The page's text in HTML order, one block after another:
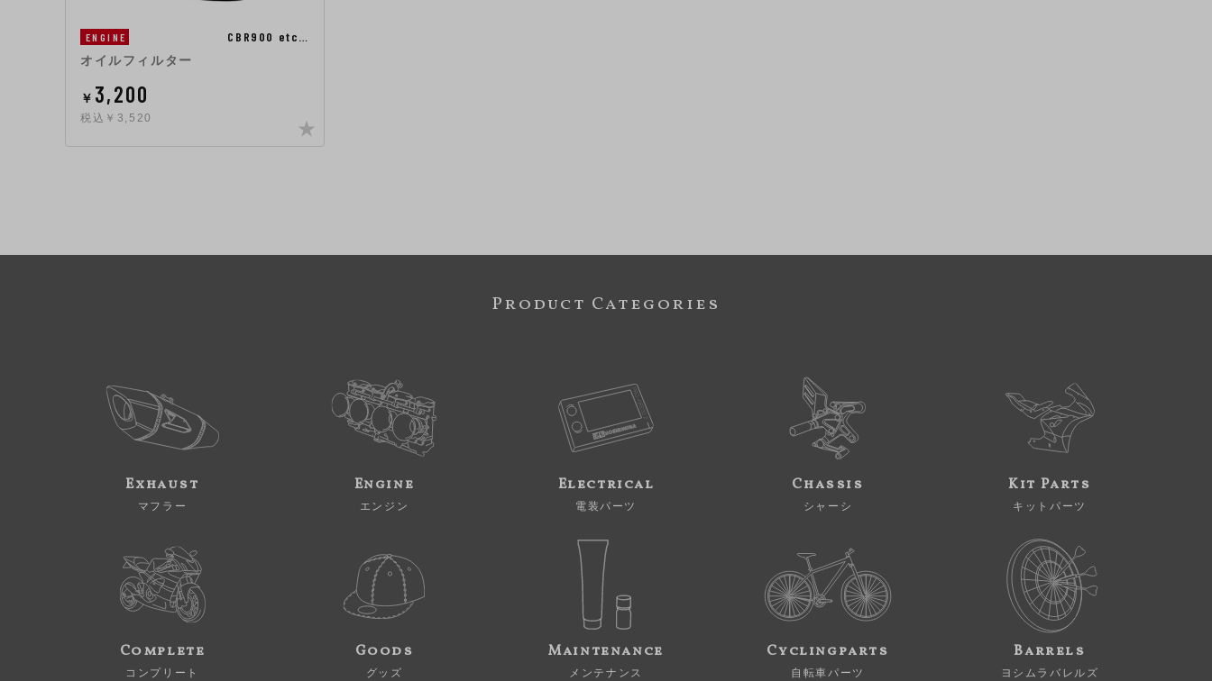
ENGINE CBR900 etc…
オイルフィルター
￥ 3,200
税込￥3,520
Product Categories
Exhaust
マフラー
Engine
エンジン
Electrical
電装パーツ
Chassis
シャーシ
Kit Parts
キットパーツ
Complete
コンプリート
Goods
グッズ
Maintenance
メンテナンス
Cyclingparts
自転車パーツ
Barrels
ヨシムラバレルズ